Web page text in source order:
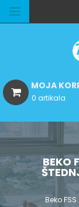
MOJA
0 artikala
BEKO
Beko